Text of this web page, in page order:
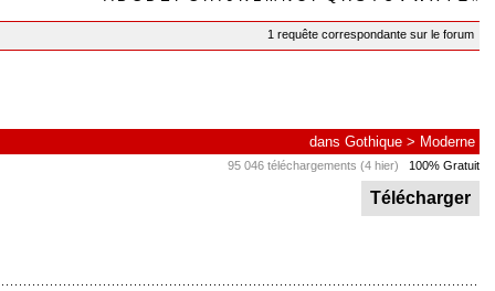
1 requête correspondante sur le forum
dans Gothique > Moderne
95 046 téléchargements (4 hier) 100% Gratuit
Télécharger